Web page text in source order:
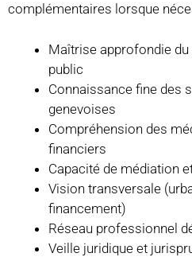
complémentaires lorsque
Maîtrise approfondie
public
Connaissance fine des
genevoises
Compréhension des
financiers
Capacité de médiation
Vision transversale
financement)
Réseau professionnel
Veille juridique et